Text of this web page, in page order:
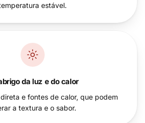
estável.
da luz e do calor
e fontes de calor, que podem
a textura e o sabor.